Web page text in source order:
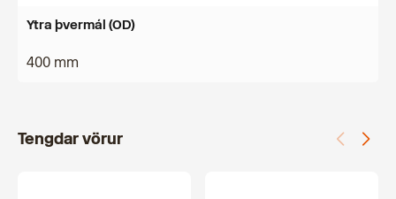
Ytra þvermál (OD)
400 mm
Tengdar vörur